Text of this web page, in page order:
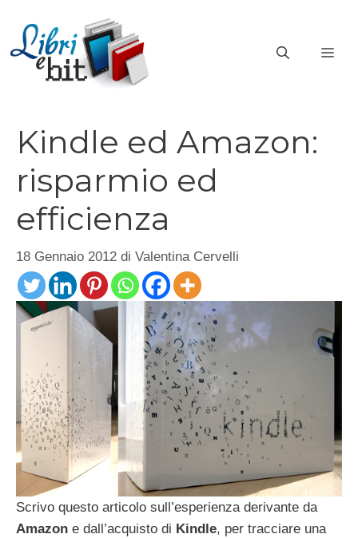
contenuto
Kindle ed Amazon:
risparmio ed
efficienza
18 Gennaio 2012 di Valentina Cervelli
Scrivo questo articolo sull’esperienza derivante da
Amazon e dall’acquisto di Kindle, per tracciare una